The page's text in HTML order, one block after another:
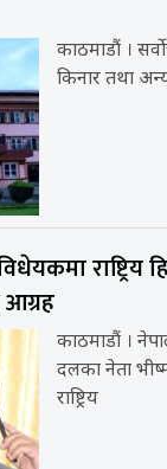
काठमाडौं ।
किनार तथा
राष्ट्रिय
काठमाडौं ।
दलका नेता
राष्ट्रिय